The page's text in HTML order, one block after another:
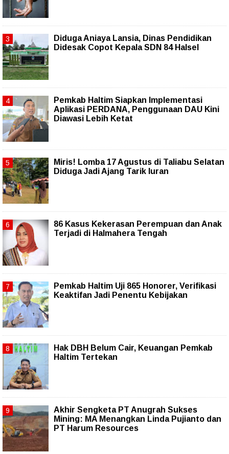
Diduga Aniaya Lansia, Dinas Pendidikan
Didesak Copot Kepala SDN 84 Halsel
Pemkab Haltim Siapkan Implementasi
Aplikasi PERDANA, Penggunaan DAU Kini
Diawasi Lebih Ketat
Miris! Lomba 17 Agustus di Taliabu Selatan
Diduga Jadi Ajang Tarik Iuran
86 Kasus Kekerasan Perempuan dan Anak
Terjadi di Halmahera Tengah
Pemkab Haltim Uji 865 Honorer, Verifikasi
Keaktifan Jadi Penentu Kebijakan
Hak DBH Belum Cair, Keuangan Pemkab
Haltim Tertekan
Akhir Sengketa PT Anugrah Sukses
Mining: MA Menangkan Linda Pujianto dan
PT Harum Resources